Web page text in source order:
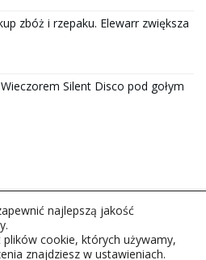
zbóż i rzepaku. Elewarr zwiększa
Silent Disco pod gołym
najlepszą jakość
cookie, których używamy,
znajdziesz w ustawieniach.